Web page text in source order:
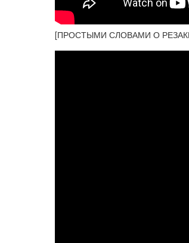
[ПРОСТЫМИ СЛОВАМИ О